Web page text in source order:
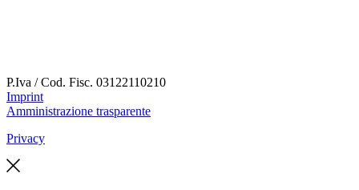
P.Iva / Cod. Fisc. 03122110210
Imprint
Amministrazione trasparente
Privacy